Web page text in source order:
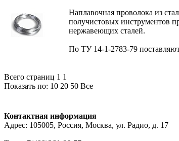
Наплавочная проволока из
получистовых инструментов
нержавеющих сталей.
По ТУ 14-1-2783-79
Всего страниц 1 1
Показать по: 10 20 50 Все
Контактная информация
Адрес: 105005, Россия, Москва, ул. Радио, д. 17